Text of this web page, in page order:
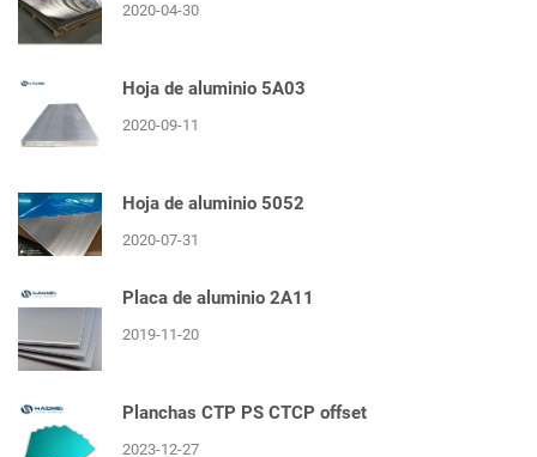
2020-04-30
Hoja de aluminio 5A03
2020-09-11
Hoja de aluminio 5052
2020-07-31
Placa de aluminio 2A11
2019-11-20
Planchas CTP PS CTCP offset
2023-12-27